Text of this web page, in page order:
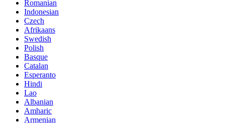
Romanian
Indonesian
Czech
Afrikaans
Swedish
Polish
Basque
Catalan
Esperanto
Hindi
Lao
Albanian
Amharic
Armenian